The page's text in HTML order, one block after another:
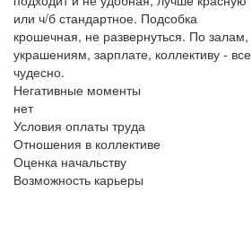
или ч/б стандартное. Подсобка
крошечная, не развернуться. По залам,
украшениям, зарплате, коллективу - все
чудесно.
Негативные моменты
нет
Условия оплаты труда
Отношения в коллективе
Оценка начальству
Возможность карьеры